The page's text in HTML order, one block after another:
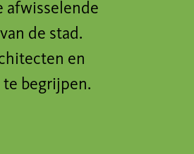
afwisselende
de stad.
en
begrijpen.